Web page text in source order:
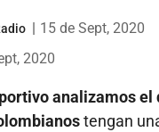
15 de Sept, 2020
2020
analizamos
tengan